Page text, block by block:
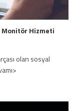
Monitör Hizmeti
olan sosyal